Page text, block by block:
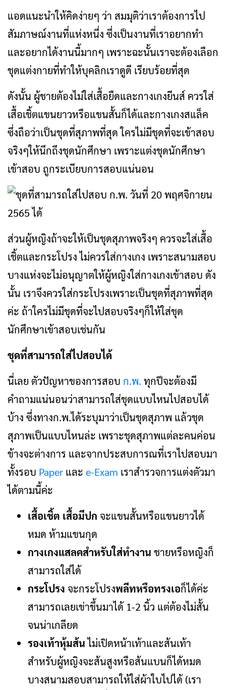
แอดแนะนำให้คิดง่ายๆ ว่า สมมุติว่าเราต้องการไป
สัมภาษณ์งานที่แห่งหนึ่ง ซึ่งเป็นงานที่เราอยากทำ
และอยากได้งานนี้มากๆ เพราะฉะนั้นเราจะต้องเลือก
ชุดแต่งกายที่ทำให้บุคลิกเราดูดี เรียบร้อยที่สุด
ดังนั้น ผู้ชายต้องไม่ใส่เสื้อยืดและกางเกงยีนส์ ควรใส่
เสื้อเชิ้ตแขนยาวหรือแขนสั้นก็ได้และกางเกงสแล็ค
ซึ่งถือว่าเป็นชุดที่สุภาพที่สุด ใครไม่มีชุดที่จะเข้าสอบ
จริงๆให้นึกถึงชุดนักศึกษา เพราะแต่งชุดนักศึกษา
เข้าสอบ ถูกระเบียบการสอบแน่นอน
ส่วนผู้หญิงถ้าจะให้เป็นชุดสุภาพจริงๆ ควรจะใส่เสื้อ
เชิ้ตและกระโปรง ไม่ควรใส่กางเกง เพราะสนามสอบ
บางแห่งจะไม่อนุญาตให้ผู้หญิงใส่กางเกงเข้าสอบ ดัง
นั้น เราจึงควรใส่กระโปรงเพราะเป็นชุดที่สุภาพที่สุด
ค่ะ ถ้าใครไม่มีชุดที่จะไปสอบจริงๆก็ให้ใส่ชุด
นักศึกษาเข้าสอบเช่นกัน
ชุดที่สามารถใส่ไปสอบได้
นี่เลย ตัวปัญหาของการสอบ ก.พ. ทุกปีจะต้องมี
คำถามแน่นอนว่าสามารถใส่ชุดแบบไหนไปสอบได้
บ้าง ซึ่งทางก.พ.ได้ระบุมาว่าเป็นชุดสุภาพ แล้วชุด
สุภาพเป็นแบบไหนล่ะ เพราะชุดสุภาพแต่ละคนค่อน
ข้างจะต่างการ และจากประสบการณที่เราไปสอบมา
ทั้งรอบ Paper และ e-Exam เราสำรวจการแต่งตัวมา
ได้ตามนี้ค่ะ
เสื้อเชิ้ต เสื้อมีปก จะแขนสั้นหรือแขนยาวได้
หมด ห้ามแขนกุด
กางเกงแสลคสำหรับใส่ทำงาน ชายหรือหญิงก็
สามารถใส่ได้
กระโปรง จะกระโปรงพลีทหรือทรงเอก็ได้ค่ะ
สามารถเลยเข่าขึ้นมาได้ 1-2 นิ้ว แต่ต้องไม่สั้น
จนน่าเกลียด
รองเท้าหุ้มส้นไม่เปิดหน้าเท้าและส้นเท้า
สำหรับผู้หญิงจะส้นสูงหรือส้นแบนก็ได้หมด
บางสนามสอบสามารถให้ใส่ผ้าใบไปได้ (เรา